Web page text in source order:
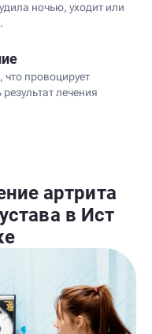
ночью, уходит или
что провоцирует
лечения
артрита
в Ист